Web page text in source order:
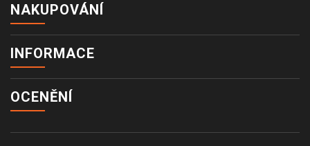
NAKUPOVÁNÍ
INFORMACE
OCENĚNÍ